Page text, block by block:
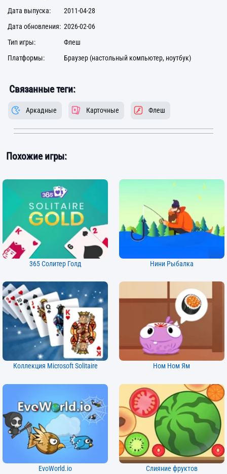
Дата выпуска:
2011-04-28
Дата обновления: 2026-02-06
Тип игры:
Флеш
Платформы:
Браузер (настольный компьютер, ноутбук)
Связанные теги:
Аркадные Карточные Флеш
Похожие игры:
365 Солитер Голд Нини Рыбалка
Коллекция Microsoft Solitaire Ном Ном Ям
EvoWorld.io Слияние фруктов